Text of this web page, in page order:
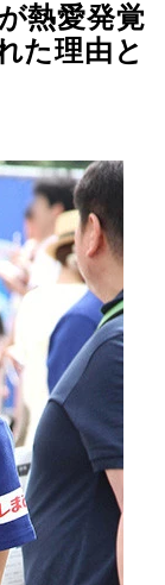
熱愛発覚
た理由と